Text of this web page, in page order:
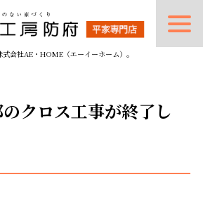
会社AE・HOME（エーイーホーム）。
クロス工事が終了し